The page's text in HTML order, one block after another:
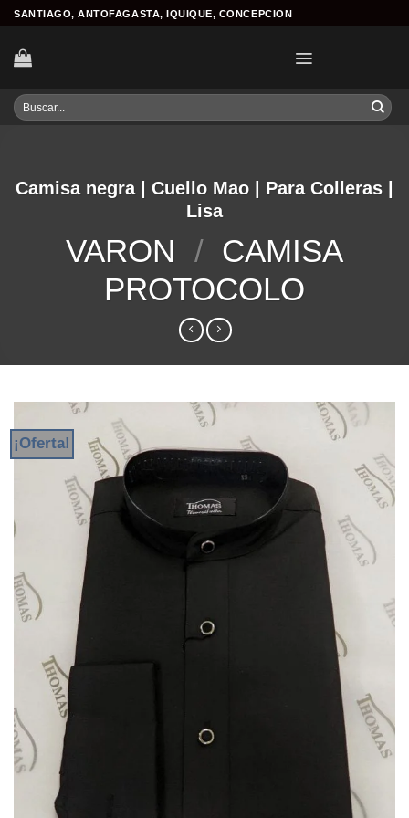
Skip
content
SANTIAGO, ANTOFAGASTA, IQUIQUE, CONCEPCION
Buscar
por:
Camisa negra | Cuello Mao | Para Colleras |
Lisa
VARON / CAMISA
PROTOCOLO
¡Oferta!